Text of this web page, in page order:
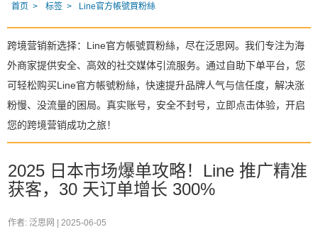
首页 标签 Line官方帳號買粉絲
跨境营销新选择：Line官方帳號買粉絲，尽在泛思网。我们专注为海
外商家提供安全、高效的社交媒体引流服务。通过自助下单平台，您
可轻松购买Line官方帳號粉絲，快速提升品牌人气与信任度，解决涨
粉慢、没流量的困局。真实账号，安全不封号，立即点击体验，开启
您的跨境营销成功之旅！
2025 日本市场爆单攻略！Line 推广精准
获客，30 天订单增长 300%
作者: 泛思网 | 2025-06-05